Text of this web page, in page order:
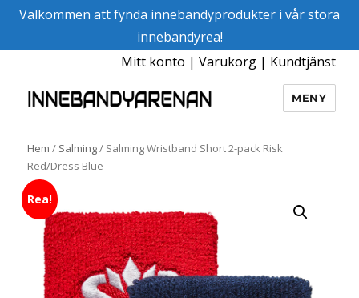
Välkommen att fynda innebandyprodukter i vår stora
innebandyrea!
Mitt konto | Varukorg| Kundtjänst
MENY
Hem / Salming/ Salming Wristband Short 2-pack Risk
Red/Dress Blue
Rea!